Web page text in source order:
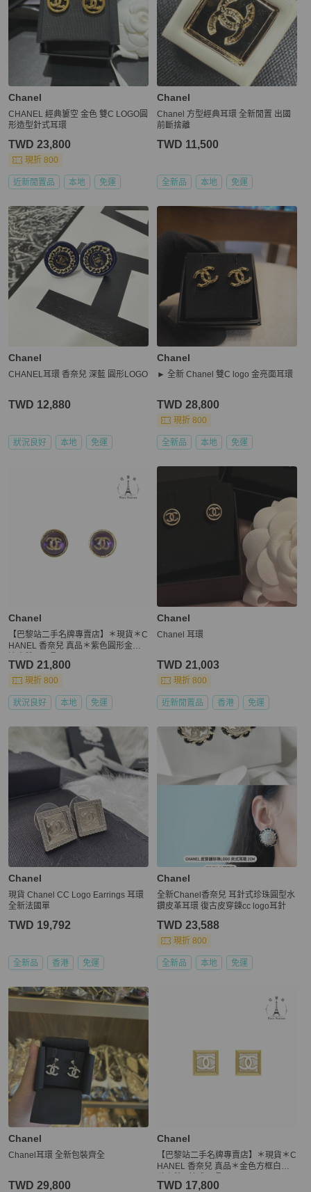
Chanel
CHANEL 經典簍空 金色 雙C LOGO圓
形造型針式耳環
TWD 23,800
現折 800
近新閒置品 本地 免運
Chanel
Chanel 方型經典耳環 全新閒置 出國
前斷捨離
TWD 11,500
全新品 本地 免運
Chanel
CHANEL耳環 香奈兒 深藍 圓形LOGO
TWD 12,880
狀況良好 本地 免運
Chanel
► 全新 Chanel 雙C logo 金亮面耳環
TWD 28,800
現折 800
全新品 本地 免運
Chanel
【巴黎站二手名牌專賣店】＊現貨＊C
HANEL 香奈兒 真品＊紫色圓形金色
TWD 21,800
現折 800
狀況良好 本地 免運
Chanel
Chanel 耳環
TWD 21,003
現折 800
近新閒置品 香港 免運
Chanel
現貨 Chanel CC Logo Earrings 耳環
全新法國單
TWD 19,792
全新品 香港 免運
Chanel
全新Chanel香奈兒 耳針式珍珠圓型水
鑽皮革耳環 復古皮穿鍊cc logo耳針
TWD 23,588
現折 800
全新品 本地 免運
Chanel
Chanel耳環 全新包裝齊全
TWD 29,800
Chanel
【巴黎站二手名牌專賣店】＊現貨＊C
HANEL 香奈兒 真品＊金色方框白色
TWD 17,800